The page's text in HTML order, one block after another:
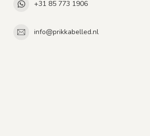
+31 85 773 1906
info@prikkabelled.nl